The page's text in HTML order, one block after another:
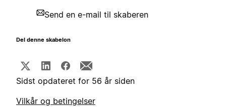
Send en e-mail til skaberen
Del denne skabelon
Sidst opdateret for 56 år siden
Vilkår og betingelser